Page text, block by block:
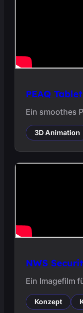
PEAQ
Ein smoothes
3D Animation
NWS
Ein Imagefilm
Konzept